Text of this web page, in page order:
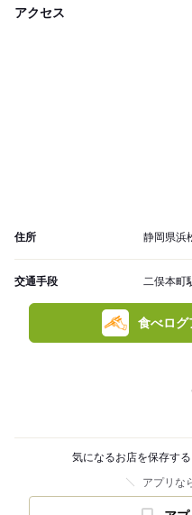
アクセス
住所 静岡県浜
交通手段 二俣本町
食べログ
気になるお店を保存す
アプリな